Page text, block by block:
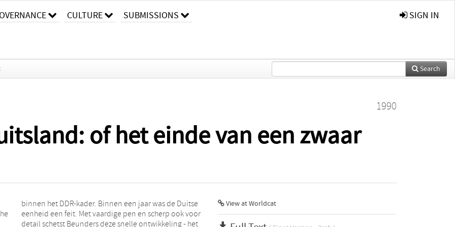
CULTURE SUBMISSIONS SIGN IN
Search
1990
of het einde van een zwaar
View at Worldcat